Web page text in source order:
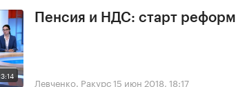
Пенсия и НДС: старт реформ
Левченко. Ракурс15 июн 2018, 18:17